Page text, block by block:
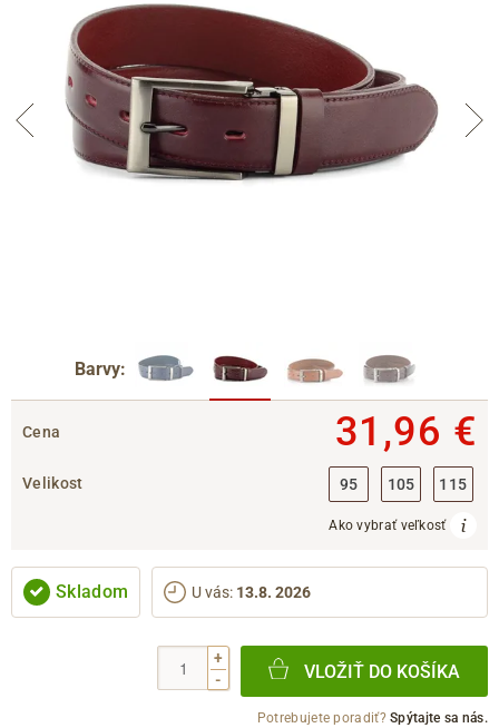
Barvy:
Cena 31,96 €
Velikost 95 105 115
Ako vybrať veľkosť
Skladom U vás: 13.8. 2026
+
-
VLOŽIŤ DO KOŠÍKA
Potrebujete poradiť?Spýtajte sa nás.